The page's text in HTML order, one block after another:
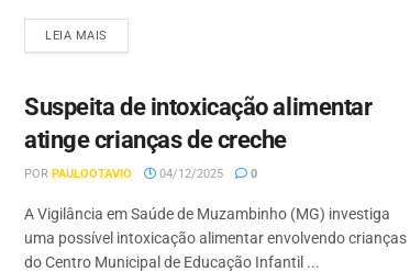
LEIA MAIS
Suspeita de intoxicação alimentar
atinge crianças de creche
POR PAULOOTAVIO 04/12/2025 0
A Vigilância em Saúde de Muzambinho (MG) investiga
uma possível intoxicação alimentar envolvendo crianças
do Centro Municipal de Educação Infantil ...